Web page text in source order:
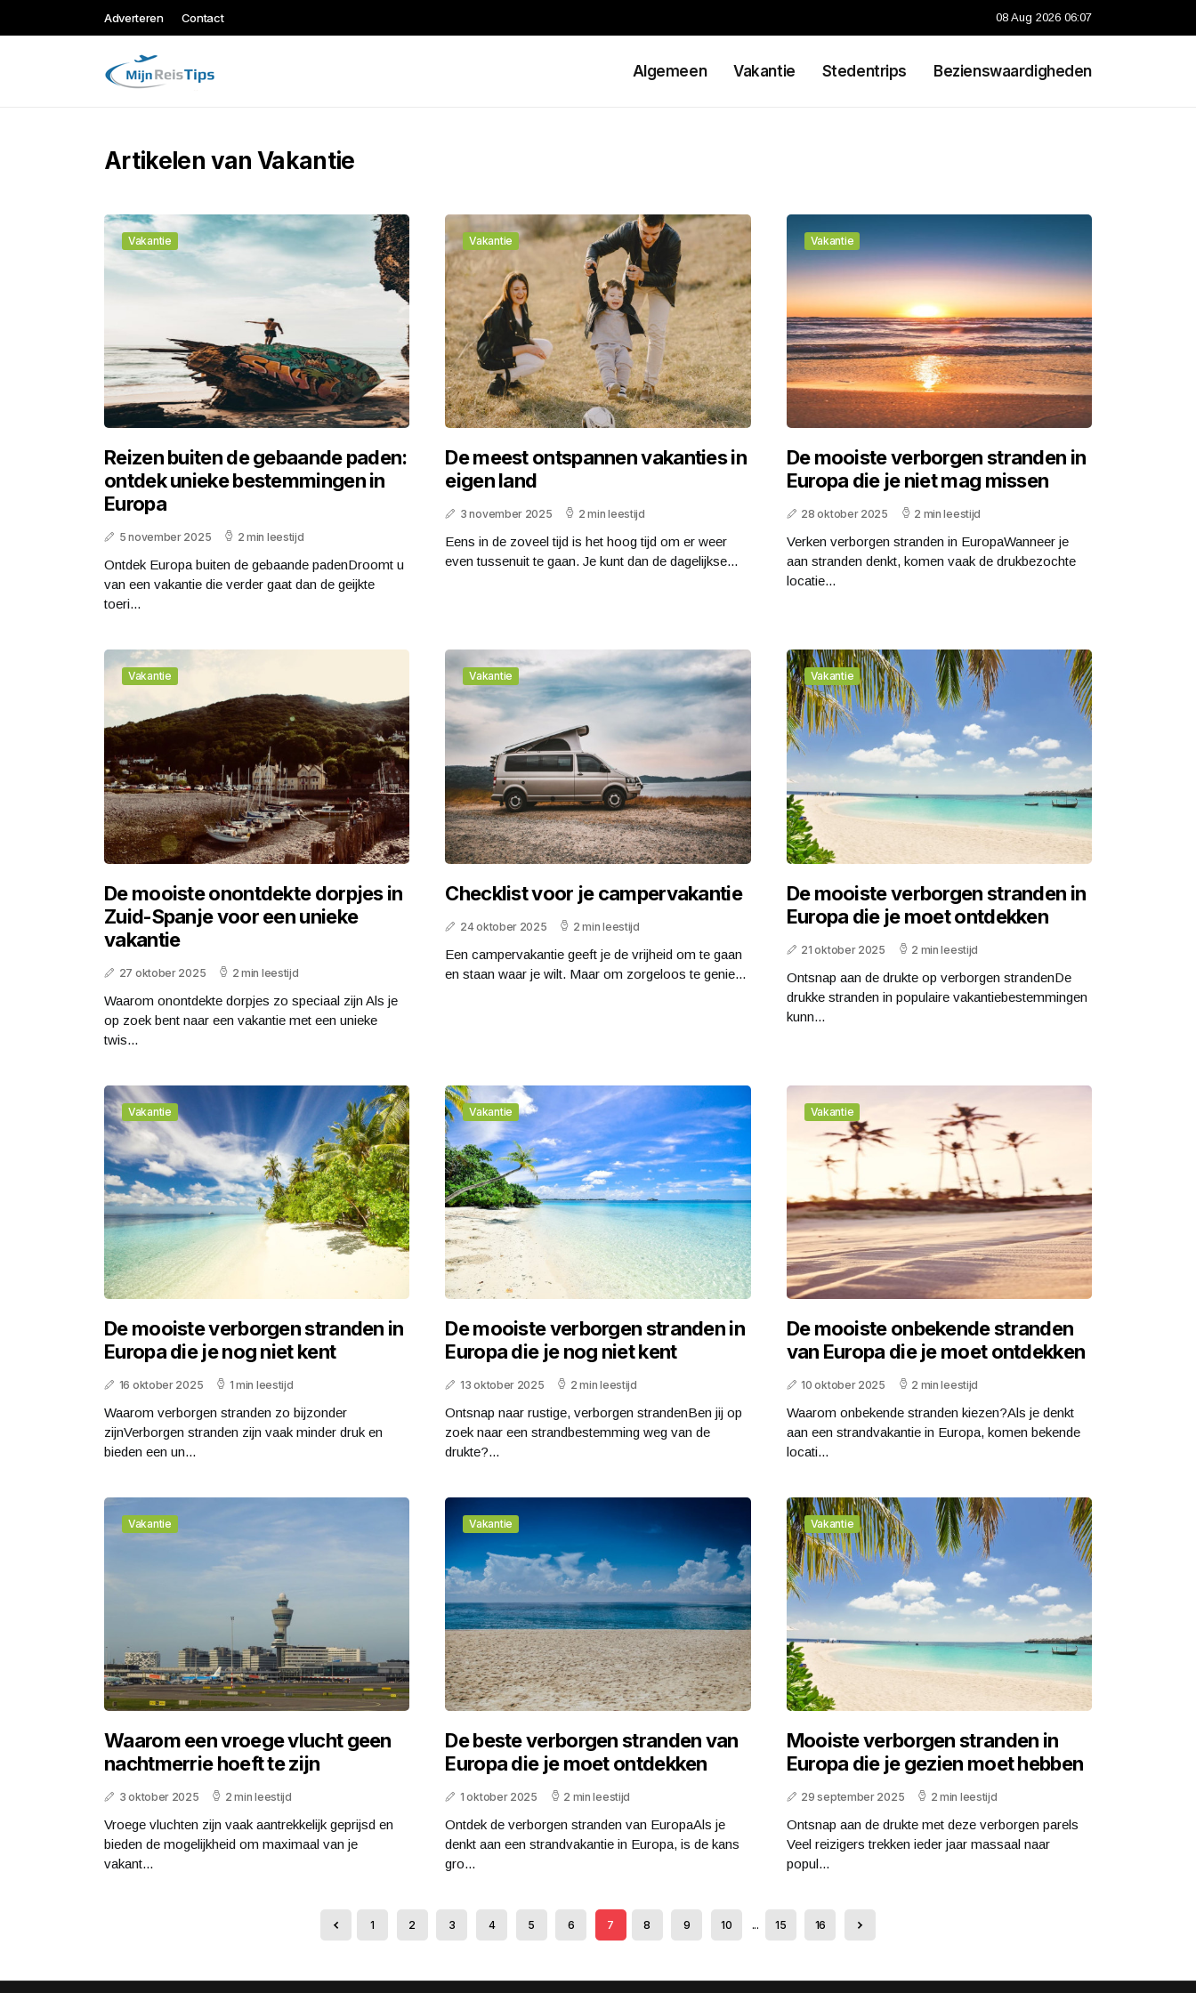
Adverteren Contact 08 Aug 2026 06:07
Algemeen Vakantie Stedentrips Bezienswaardigheden
Artikelen van Vakantie
Vakantie
Reizen buiten de gebaande paden:
ontdek unieke bestemmingen in
Europa
5 november 2025 2 min leestijd
Ontdek Europa buiten de gebaande padenDroomt u
van een vakantie die verder gaat dan de geijkte
toeri...
Vakantie
De meest ontspannen vakanties in
eigen land
3 november 2025 2 min leestijd
Eens in de zoveel tijd is het hoog tijd om er weer
even tussenuit te gaan. Je kunt dan de dagelijkse...
Vakantie
De mooiste verborgen stranden in
Europa die je niet mag missen
28 oktober 2025 2 min leestijd
Verken verborgen stranden in EuropaWanneer je
aan stranden denkt, komen vaak de drukbezochte
locatie...
Vakantie
De mooiste onontdekte dorpjes in
Zuid-Spanje voor een unieke
vakantie
27 oktober 2025 2 min leestijd
Waarom onontdekte dorpjes zo speciaal zijn Als je
op zoek bent naar een vakantie met een unieke
twis...
Vakantie
Checklist voor je campervakantie
24 oktober 2025 2 min leestijd
Een campervakantie geeft je de vrijheid om te gaan
en staan waar je wilt. Maar om zorgeloos te genie...
Vakantie
De mooiste verborgen stranden in
Europa die je moet ontdekken
21 oktober 2025 2 min leestijd
Ontsnap aan de drukte op verborgen strandenDe
drukke stranden in populaire vakantiebestemmingen
kunn...
Vakantie
De mooiste verborgen stranden in
Europa die je nog niet kent
16 oktober 2025 1 min leestijd
Waarom verborgen stranden zo bijzonder
zijnVerborgen stranden zijn vaak minder druk en
bieden een un...
Vakantie
De mooiste verborgen stranden in
Europa die je nog niet kent
13 oktober 2025 2 min leestijd
Ontsnap naar rustige, verborgen strandenBen jij op
zoek naar een strandbestemming weg van de
drukte?...
Vakantie
De mooiste onbekende stranden
van Europa die je moet ontdekken
10 oktober 2025 2 min leestijd
Waarom onbekende stranden kiezen?Als je denkt
aan een strandvakantie in Europa, komen bekende
locati...
Vakantie
Waarom een vroege vlucht geen
nachtmerrie hoeft te zijn
3 oktober 2025 2 min leestijd
Vroege vluchten zijn vaak aantrekkelijk geprijsd en
bieden de mogelijkheid om maximaal van je
vakant...
Vakantie
De beste verborgen stranden van
Europa die je moet ontdekken
1 oktober 2025 2 min leestijd
Ontdek de verborgen stranden van EuropaAls je
denkt aan een strandvakantie in Europa, is de kans
gro...
Vakantie
Mooiste verborgen stranden in
Europa die je gezien moet hebben
29 september 2025 2 min leestijd
Ontsnap aan de drukte met deze verborgen parels
Veel reizigers trekken ieder jaar massaal naar
popul...
1 2 3 4 5 6 7 8 9 10 ... 15 16